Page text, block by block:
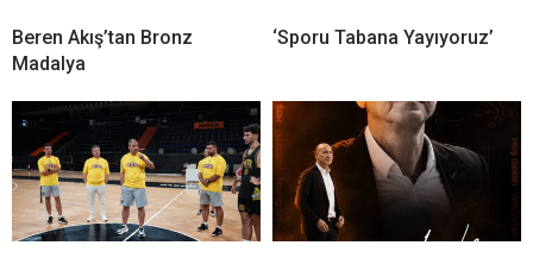
Beren Akış’tan Bronz
Madalya
‘Sporu Tabana Yayıyoruz’